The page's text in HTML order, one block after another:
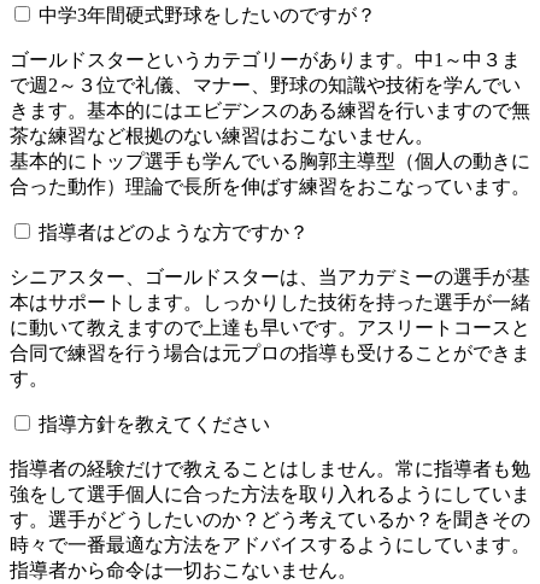
中学3年間硬式野球をしたいのですが？
ゴールドスターというカテゴリーがあります。中1～中３ま
で週2～３位で礼儀、マナー、野球の知識や技術を学んでい
きます。基本的にはエビデンスのある練習を行いますので無
茶な練習など根拠のない練習はおこないません。
基本的にトップ選手も学んでいる胸郭主導型（個人の動きに
合った動作）理論で長所を伸ばす練習をおこなっています。
指導者はどのような方ですか？
シニアスター、ゴールドスターは、当アカデミーの選手が基
本はサポートします。しっかりした技術を持った選手が一緒
に動いて教えますので上達も早いです。アスリートコースと
合同で練習を行う場合は元プロの指導も受けることができま
す。
指導方針を教えてください
指導者の経験だけで教えることはしません。常に指導者も勉
強をして選手個人に合った方法を取り入れるようにしていま
す。選手がどうしたいのか？どう考えているか？を聞きその
時々で一番最適な方法をアドバイスするようにしています。
指導者から命令は一切おこないません。